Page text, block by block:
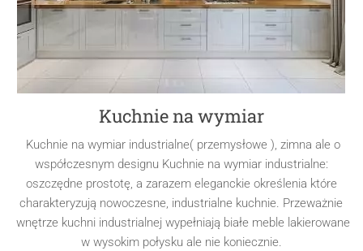
Kuchnie na wymiar
Kuchnie na wymiar industrialne( przemysłowe ), zimna ale o
współczesnym designu Kuchnie na wymiar industrialne:
oszczędne prostotę, a zarazem eleganckie określenia które
charakteryzują nowoczesne, industrialne kuchnie. Przeważnie
wnętrze kuchni industrialnej wypełniają białe meble lakierowane
w wysokim połysku ale nie koniecznie.